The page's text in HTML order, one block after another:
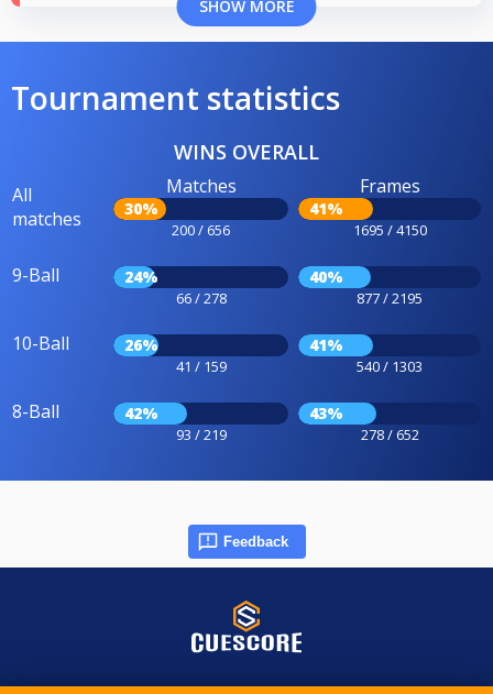
SHOW MORE
Tournament statistics
WINS OVERALL
All
matches
Matches
30%
200 / 656
Frames
41%
1695 / 4150
9-Ball 24%
66 / 278
40%
877 / 2195
10-Ball 26%
41 / 159
41%
540 / 1303
8-Ball 42%
93 / 219
43%
278 / 652
Feedback